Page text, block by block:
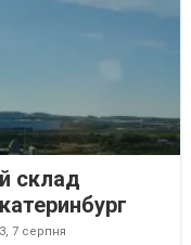
склад
7 серпня